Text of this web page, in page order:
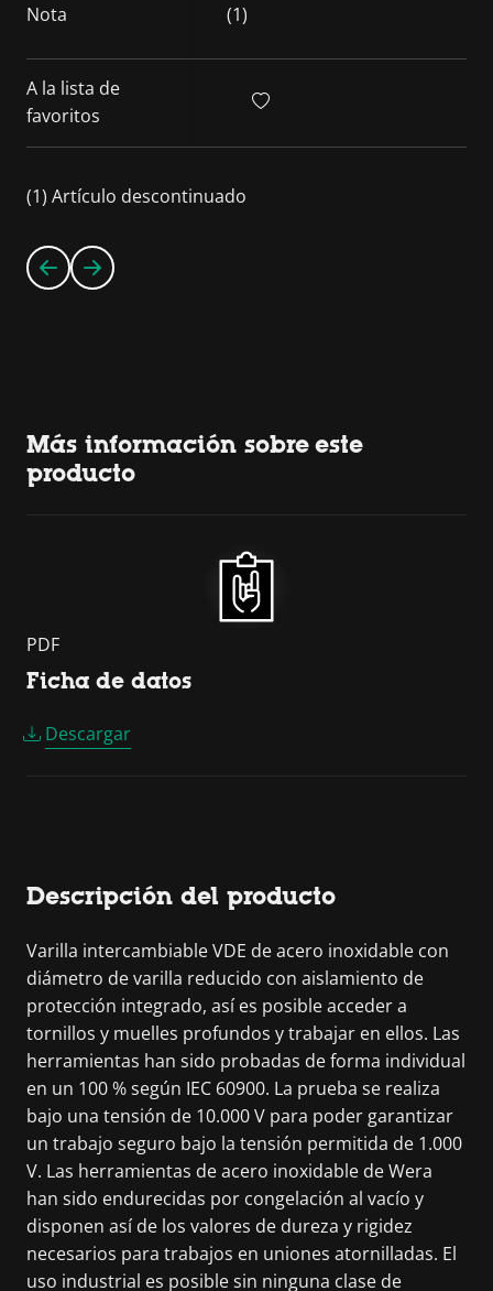
Nota (1)
A la lista de
favoritos
(1) Artículo descontinuado
Más información sobre este
producto
PDF
Ficha de datos
Descargar
Descripción del producto
Varilla intercambiable VDE de acero inoxidable con
diámetro de varilla reducido con aislamiento de
protección integrado, así es posible acceder a
tornillos y muelles profundos y trabajar en ellos. Las
herramientas han sido probadas de forma individual
en un 100 % según IEC 60900. La prueba se realiza
bajo una tensión de 10.000 V para poder garantizar
un trabajo seguro bajo la tensión permitida de 1.000
V. Las herramientas de acero inoxidable de Wera
han sido endurecidas por congelación al vacío y
disponen así de los valores de dureza y rigidez
necesarios para trabajos en uniones atornilladas. El
uso industrial es posible sin ninguna clase de